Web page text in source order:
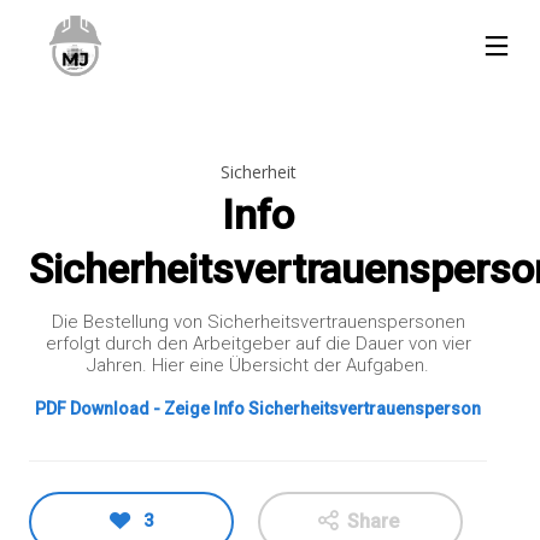
4
JULI
GEFAHR BEI
29
MAI
SICHERHEIT IM
6
FEBRUAR
ÖNORM Z
HILFE
KOFFER
23
APRIL
30
DEZEMBER
1
APRIL
Sicherheit
Info
Die Bestellung von Sicherheitsvertrauenspersonen
erfolgt durch den Arbeitgeber auf die Dauer von vier
Jahren. Hier eine Übersicht der Aufgaben.
PDF Download - Zeige Info Sicherheitsvertrauensperson
3 Share